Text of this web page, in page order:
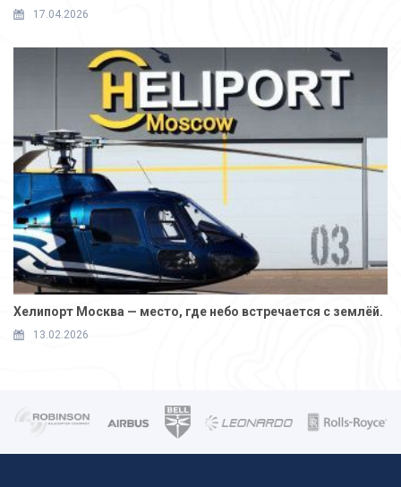
17.04.2026
Хелипорт Москва — место, где небо встречается с землёй.
13.02.2026